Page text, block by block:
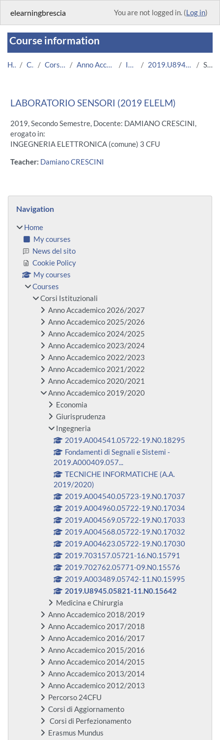
elearningbrescia You are not logged in. (Log in)
Course information
Home Courses Corsi Istituzionali Anno Accademico 2019/2020 Ingegneria 2019.U8945.05821-11.N0.15642 Summary
LABORATORIO SENSORI (2019 ELELM)
2019, Secondo Semestre, Docente: DAMIANO CRESCINI,
erogato in:
INGEGNERIA ELETTRONICA (comune) 3 CFU
Teacher: Damiano CRESCINI
Blocks
Navigation
Home
My courses
News del sito
Cookie Policy
My courses
Courses
Corsi Istituzionali
Anno Accademico 2026/2027
Anno Accademico 2025/2026
Anno Accademico 2024/2025
Anno Accademico 2023/2024
Anno Accademico 2022/2023
Anno Accademico 2021/2022
Anno Accademico 2020/2021
Anno Accademico 2019/2020
Economia
Giurisprudenza
Ingegneria
2019.A004541.05722-19.N0.18295
Fondamenti di Segnali e Sistemi -
2019.A000409.057...
TECNICHE INFORMATICHE (A.A.
2019/2020)
2019.A004540.05723-19.N0.17037
2019.A004960.05722-19.N0.17034
2019.A004569.05722-19.N0.17033
2019.A004568.05722-19.N0.17032
2019.A004623.05722-19.N0.17030
2019.703157.05721-16.N0.15791
2019.702762.05771-09.N0.15576
2019.A003489.05742-11.N0.15995
2019.U8945.05821-11.N0.15642
Medicina e Chirurgia
Anno Accademico 2018/2019
Anno Accademico 2017/2018
Anno Accademico 2016/2017
Anno Accademico 2015/2016
Anno Accademico 2014/2015
Anno Accademico 2013/2014
Anno Accademico 2012/2013
Percorso 24CFU
Corsi di Aggiornamento
Corsi di Perfezionamento
Erasmus Mundus